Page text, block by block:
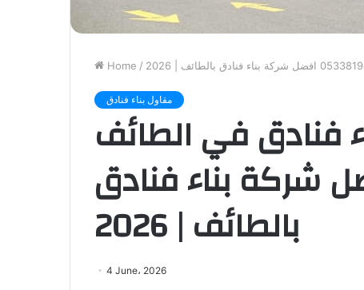
Home /
مقاول بناء فنادق
فنادق في الطائف
افضل شركة بناء فنادق
بالطائف | 2026
4 June، 2026